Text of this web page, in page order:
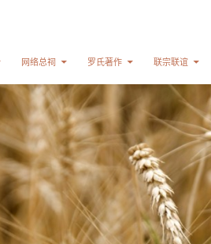
网络总祠 罗氏著作 联宗联谊